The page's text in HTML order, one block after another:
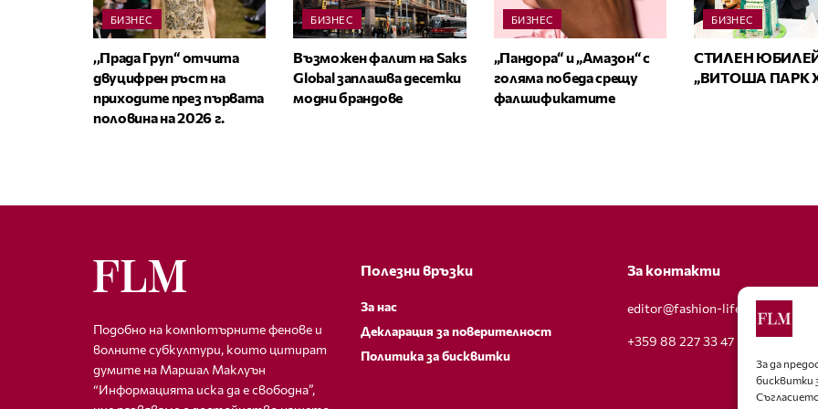
За да
бисквитки
БИЗНЕС
,,Прада Груп“ отчита
двуцифрен ръст на
приходите през първата
половина на 2026 г.
БИЗНЕС
Възможен фалит на Saks
Global заплашва десетки
модни брандове
БИЗНЕС
„Пандора“ и „Амазон“ с
голяма победа срещу
фалшификатите
БИЗНЕС
СТИЛЕН
„ВИТОША ПАРК
Подобно на компютърните фенове и
волните субкултури, които цитират
думите на Маршал Маклуън
“Информацията иска да е свободна”,
Полезни връзки
За нас
Декларация за поверителност
Политика за бисквитки
За контакти
editor@fashion-lifestyle.net
+359 88 227 33 47